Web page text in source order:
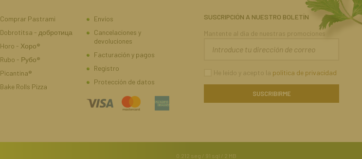
Comprar Pastrami
Dobrotitsa - добротица
Horo - Хоро®
Rubo - Рубо®
Picantina®
Bake Rolls Pizza
Envíos
Cancelaciones y
devoluciones
Facturación y pagos
Registro
Protección de datos
SUSCRIPCIÓN A NUESTRO BOLETÍN
Mantente al día de nuestras promociones
He leído y acepto la política de privacidad
0.212 seg / 91 sql / 2 MB